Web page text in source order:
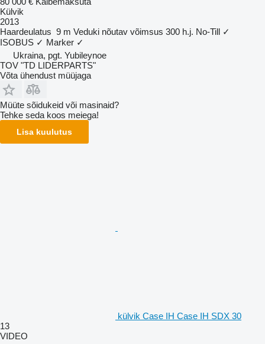
Külvik
2013
Haardeulatus 9 m Veduki nõutav võimsus 300 h.j. No-Till ✓
ISOBUS ✓ Marker ✓
Ukraina, pgt. Yubileynoe
TOV "TD LIDERPARTS"
Võta ühendust müüjaga
Müüte sõidukeid või masinaid?
Tehke seda koos meiega!
Lisa kuulutus
külvik Case IH Case IH SDX 30
13
VIDEO